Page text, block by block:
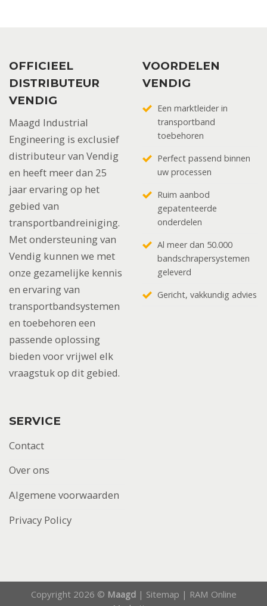
OFFICIEEL
DISTRIBUTEUR
VENDIG
Maagd Industrial
Engineering is exclusief
distributeur van Vendig
en heeft meer dan 25
jaar ervaring op het
gebied van
transportbandreiniging.
Met ondersteuning van
Vendig kunnen we met
onze gezamelijke kennis
en ervaring van
transportbandsystemen
en toebehoren een
passende oplossing
bieden voor vrijwel elk
vraagstuk op dit gebied.
VOORDELEN
VENDIG
Een marktleider in
transportband
toebehoren
Perfect passend binnen
uw processen
Ruim aanbod
gepatenteerde
onderdelen
Al meer dan 50.000
bandschrapersystemen
geleverd
Gericht, vakkundig advies
SERVICE
Contact
Over ons
Algemene voorwaarden
Privacy Policy
Copyright 2026 © Maagd| Sitemap | RAM Online